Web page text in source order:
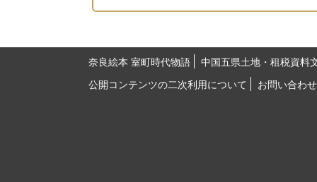
奈良絵本 室町時代物語
中国五県土地・租税資料
公開コンテンツの二次利用について
お問い合わせ